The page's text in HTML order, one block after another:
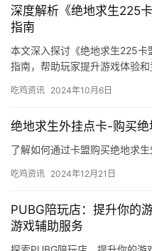
深度解析《绝地求生225
指南
本文深入探讨《绝地求生225
指南，帮助玩家提升游戏体验和
吃鸡资讯 2024年10月6日
绝地求生外挂点卡-购买
了解如何通过卡盟购买绝地求
吃鸡资讯 2024年12月21日
PUBG陪玩店：提升你的
游戏辅助服务